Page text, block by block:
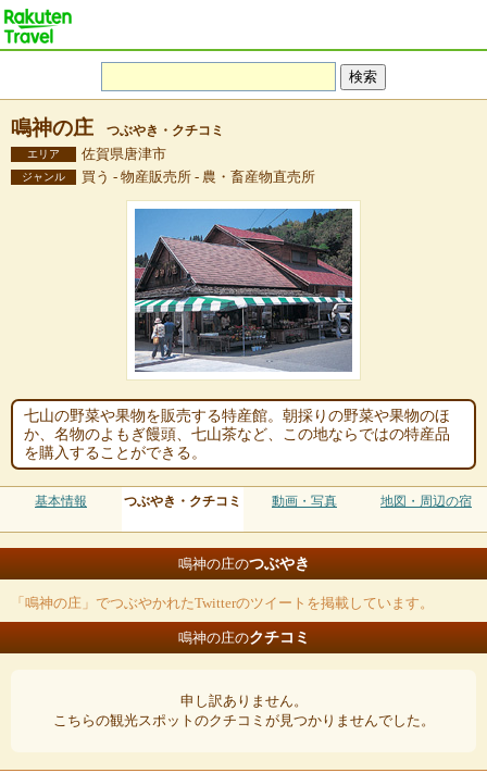
鳴神の庄 つぶやき・クチコミ
エリア 佐賀県唐津市
ジャンル 買う - 物産販売所 - 農・畜産物直売所
七山の野菜や果物を販売する特産館。朝採りの野菜や果物のほ
か、名物のよもぎ饅頭、七山茶など、この地ならではの特産品
を購入することができる。
基本情報 つぶやき・クチコミ 動画・写真 地図・周辺の宿
鳴神の庄のつぶやき
「鳴神の庄」でつぶやかれたTwitterのツイートを掲載しています。
鳴神の庄のクチコミ
申し訳ありません。
こちらの観光スポットのクチコミが見つかりませんでした。